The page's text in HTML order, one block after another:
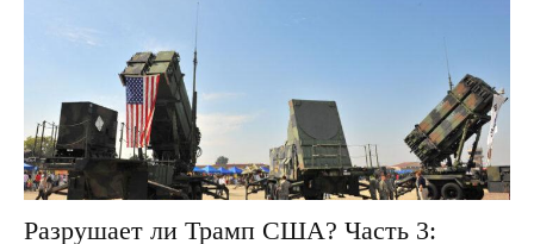
Разрушает ли Трамп США? Часть 3: